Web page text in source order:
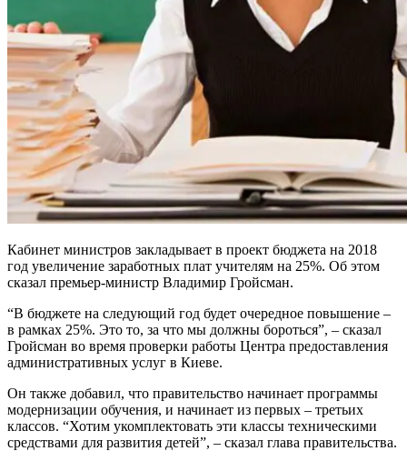
Кабинет министров закладывает в проект бюджета на 2018
год увеличение заработных плат учителям на 25%. Об этом
сказал премьер-министр Владимир Гройсман.
“В бюджете на следующий год будет очередное повышение –
в рамках 25%. Это то, за что мы должны бороться”, – сказал
Гройсман во время проверки работы Центра предоставления
административных услуг в Киеве.
Он также добавил, что правительство начинает программы
модернизации обучения, и начинает из первых – третьих
классов. “Хотим укомплектовать эти классы техническими
средствами для развития детей”, – сказал глава правительства.